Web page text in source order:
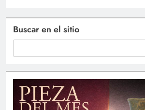
Buscar en el sitio